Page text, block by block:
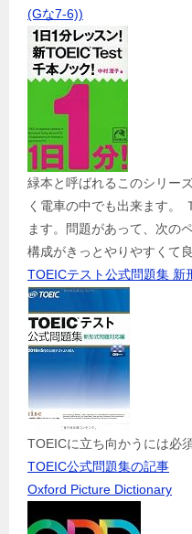
(Gな7-6))
緑本と呼ばれるこのシリー
く電車の中でも出来ます。
ます。問題があって、次の
構成がきっとやりやすくて
TOEICテスト公式問題集 新
TOEICに立ち向かうには必
TOEIC公式問題集の記事
Oxford Picture Dictionary